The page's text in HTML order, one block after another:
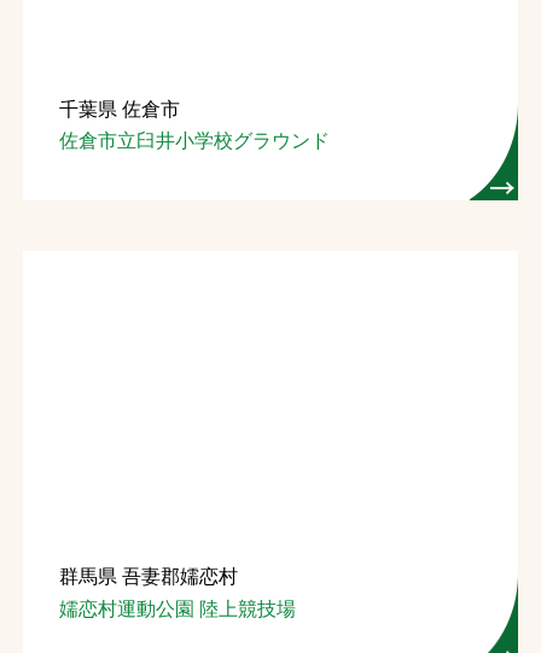
千葉県 佐倉市
佐倉市立臼井小学校グラウンド
群馬県 吾妻郡嬬恋村
嬬恋村運動公園 陸上競技場